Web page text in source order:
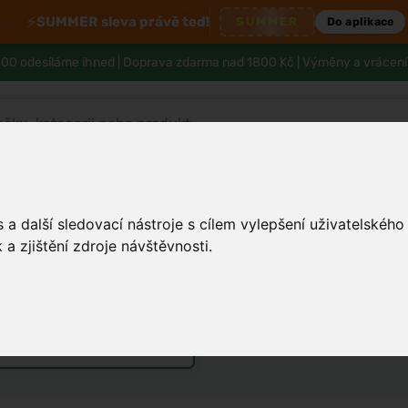
další sledovací nástroje s cílem vylepšení
zjištění zdroje návštěvnosti.
⚡SUMMER sleva právě teď! Do aplikace
odesíláme ihned | Doprava zdarma nad 1800 Kč | Výměny a
Tělo a hygiena Zdraví